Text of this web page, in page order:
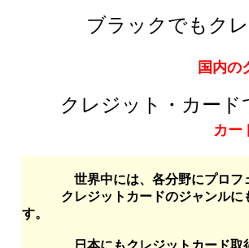
ブラックでもク
国内のクレ
クレジット・カード
カー
世界中には、各分野にプロフ
クレジットカードのジャンルにも
す。
日本にもクレジットカード取得